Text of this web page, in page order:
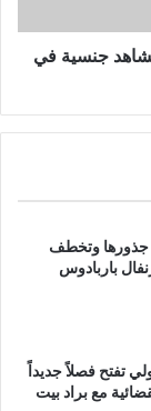
مشاهد جنسية في
جذورها وتخطف
باربادوس
تفتح فصلاً جديداً
مع براد بيت